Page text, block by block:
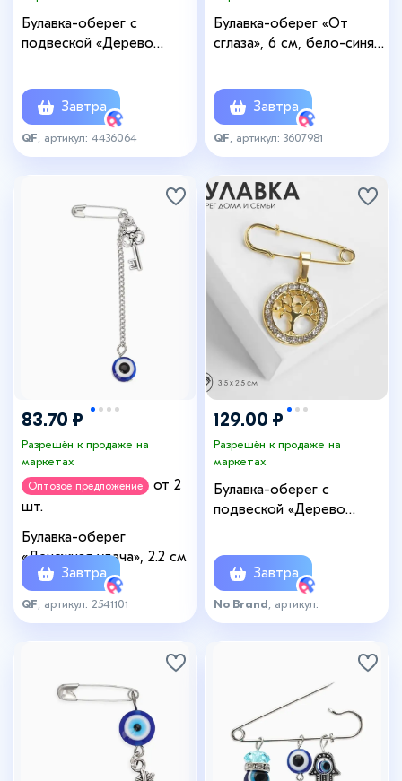
Булавка-оберег с
подвеской «Дерево
Завтра
QF , артикул: 4436064
Булавка-оберег «От
сглаза», 6 см, бело-синяя
Завтра
QF , артикул: 3607981
83.70 ₽
Разрешён к продаже на
маркетах
Оптовое предложение
от 2
шт.
Булавка-оберег
«Денежная удача», 2.2 см
Завтра
QF , артикул: 2541101
129.00 ₽
Разрешён к продаже на
маркетах
Булавка-оберег с
подвеской «Дерево
Завтра
No Brand , артикул:
4436064_спб